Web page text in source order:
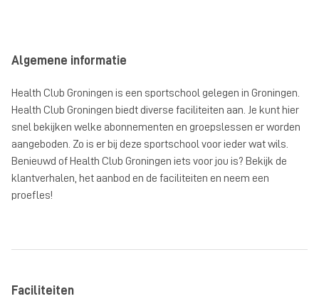
Algemene informatie
Health Club Groningen is een sportschool gelegen in Groningen.
Health Club Groningen biedt diverse faciliteiten aan. Je kunt hier
snel bekijken welke abonnementen en groepslessen er worden
aangeboden. Zo is er bij deze sportschool voor ieder wat wils.
Benieuwd of Health Club Groningen iets voor jou is? Bekijk de
klantverhalen, het aanbod en de faciliteiten en neem een
proefles!
Faciliteiten